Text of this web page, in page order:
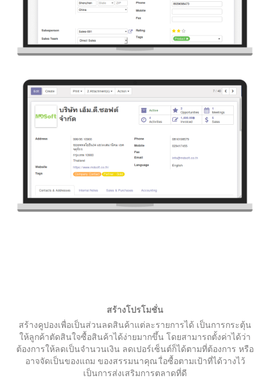
สร้างโปรโมชั่น
สร้างคูปองเพื่อเป็นส่วนลดสินค้าแต่ละรายการได้ เป็นการกระตุ้น
ให้ลูกค้าตัดสินใจซื้อสินค้าได้ง่ายมากขึ้น โดยสามารถตั้งค่าได้ว่า
ต้องการให้ลดเป็นจำนวนเงิน ลดเปอร์เซ็นต์ก็ได้ตามที่ต้องการ หรือ
อาจจัดเป็นของแถม ของสรรมนาคุณ เื่อซื้อตามเป้าที่ได้วางไว้
เป็นการส่งเสริมการตลาดที่ดี